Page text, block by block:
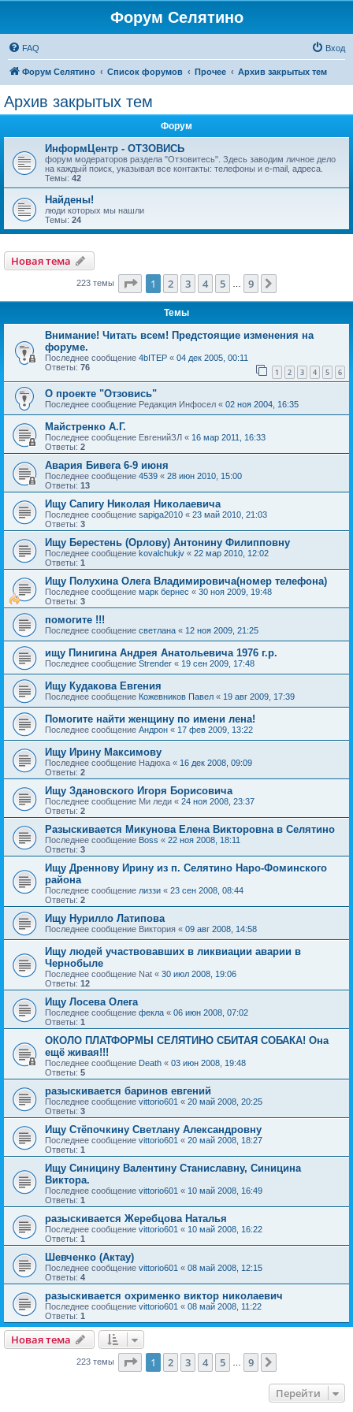
Форум Селятино
FAQ Вход
Форум Селятино Список форумов Прочее Архив закрытых тем
Архив закрытых тем
Форум
ИнформЦентр - ОТЗОВИСЬ
форум модераторов раздела "Отзовитесь". Здесь заводим личное дело
на каждый поиск, указывая все контакты: телефоны и e-mail, адреса.
Темы: 42
Найдены!
люди которых мы нашли
Темы: 24
Новая тема
223 темы Страница из
1 2 3 4 5 9
Темы
Внимание! Читать всем! Предстоящие изменения на
форуме.
Последнее сообщение 4bITEP « 04 дек 2005, 00:11
Ответы: 76 1 2 3 4 5 6
О проекте "Отзовись"
Последнее сообщение Редакция Инфосел « 02 ноя 2004, 16:35
Майстренко А.Г.
Последнее сообщение ЕвгенийЗЛ « 16 мар 2011, 16:33
Ответы: 2
Авария Бивега 6-9 июня
Последнее сообщение 4539 « 28 июн 2010, 15:00
Ответы: 13
Ищу Сапигу Николая Николаевича
Последнее сообщение sapiga2010 « 23 май 2010, 21:03
Ответы: 3
Ищу Берестень (Орлову) Антонину Филипповну
Последнее сообщение kovalchukjv « 22 мар 2010, 12:02
Ответы: 1
Ищу Полухина Олега Владимировича(номер телефона)
Последнее сообщение марк бернес « 30 ноя 2009, 19:48
Ответы: 3
помогите !!!
Последнее сообщение светлана « 12 ноя 2009, 21:25
ищу Пинигина Андрея Анатольевича 1976 г.р.
Последнее сообщение Strender « 19 сен 2009, 17:48
Ищу Кудакова Евгения
Последнее сообщение Кожевников Павел « 19 авг 2009, 17:39
Помогите найти женщину по имени лена!
Последнее сообщение Андрон « 17 фев 2009, 13:22
Ищу Ирину Максимову
Последнее сообщение Надюха « 16 дек 2008, 09:09
Ответы: 2
Ищу Здановского Игоря Борисовича
Последнее сообщение Ми леди « 24 ноя 2008, 23:37
Ответы: 2
Разыскивается Микунова Елена Викторовна в Селятино
Последнее сообщение Boss « 22 ноя 2008, 18:11
Ответы: 3
Ищу Дреннову Ирину из п. Селятино Наро-Фоминского
района
Последнее сообщение лиззи « 23 сен 2008, 08:44
Ответы: 2
Ищу Нурилло Латипова
Последнее сообщение Виктория « 09 авг 2008, 14:58
Ищу людей участвовавших в ликвиации аварии в
Чернобыле
Последнее сообщение Nat « 30 июл 2008, 19:06
Ответы: 12
Ищу Лосева Олега
Последнее сообщение фекла « 06 июн 2008, 07:02
Ответы: 1
ОКОЛО ПЛАТФОРМЫ СЕЛЯТИНО СБИТАЯ СОБАКА! Она
ещё живая!!!
Последнее сообщение Death « 03 июн 2008, 19:48
Ответы: 5
разыскивается баринов евгений
Последнее сообщение vittorio601 « 20 май 2008, 20:25
Ответы: 3
Ищу Стёпочкину Светлану Александровну
Последнее сообщение vittorio601 « 20 май 2008, 18:27
Ответы: 1
Ищу Синицину Валентину Станиславну, Синицина
Виктора.
Последнее сообщение vittorio601 « 10 май 2008, 16:49
Ответы: 1
разыскивается Жеребцова Наталья
Последнее сообщение vittorio601 « 10 май 2008, 16:22
Ответы: 1
Шевченко (Актау)
Последнее сообщение vittorio601 « 08 май 2008, 12:15
Ответы: 4
разыскивается охрименко виктор николаевич
Последнее сообщение vittorio601 « 08 май 2008, 11:22
Ответы: 1
Новая тема
223 темы Страница из
1 2 3 4 5 9
Перейти